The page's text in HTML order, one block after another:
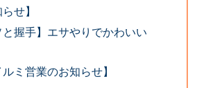
せ】
と握手】エサやりでかわいい
ルミ営業のお知らせ】